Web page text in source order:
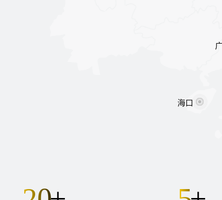
海口